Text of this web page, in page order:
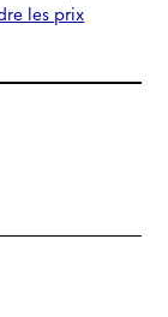
les prix